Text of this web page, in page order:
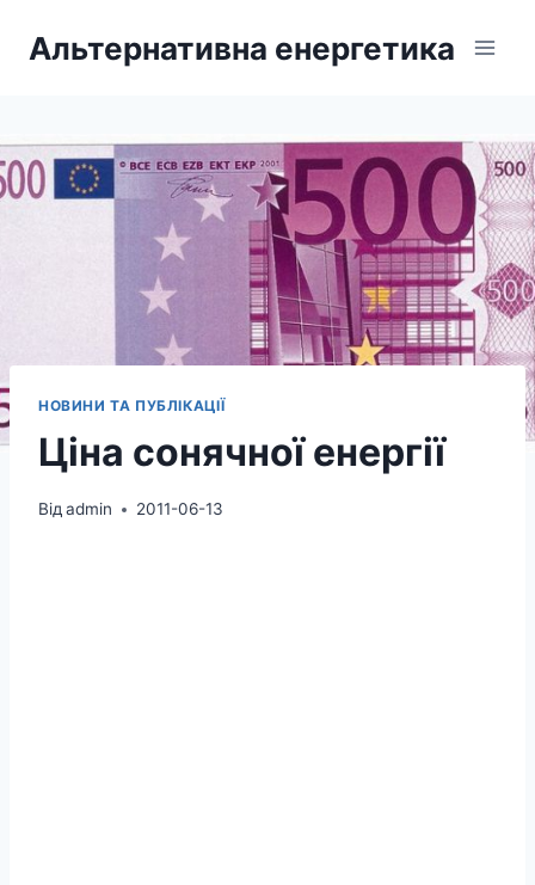
Альтернативна енергетика
НОВИНИ ТА ПУБЛІКАЦІЇ
Ціна сонячної енергії
Від admin 2011-06-13